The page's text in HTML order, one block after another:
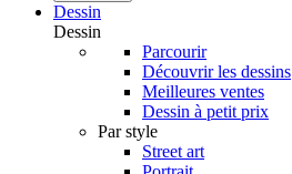
Dessin
Dessin
Parcourir
Découvrir les dessins
Meilleures ventes
Dessin à petit prix
Par style
Street art